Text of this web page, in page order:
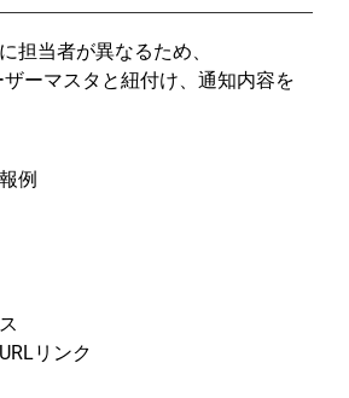
担当者が異なるため、
ーマスタと紐付け、通知内容を
例
リンク